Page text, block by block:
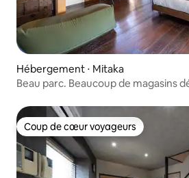
Hébergement ⋅ Mitaka
Beau parc. Beaucoup de magasins
Coup de cœur voyageurs
Coup de cœur voyageurs